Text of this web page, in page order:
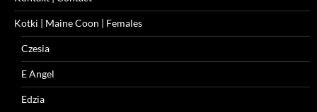
Kotki | Maine Coon | Females
Czesia
E Angel
Edzia